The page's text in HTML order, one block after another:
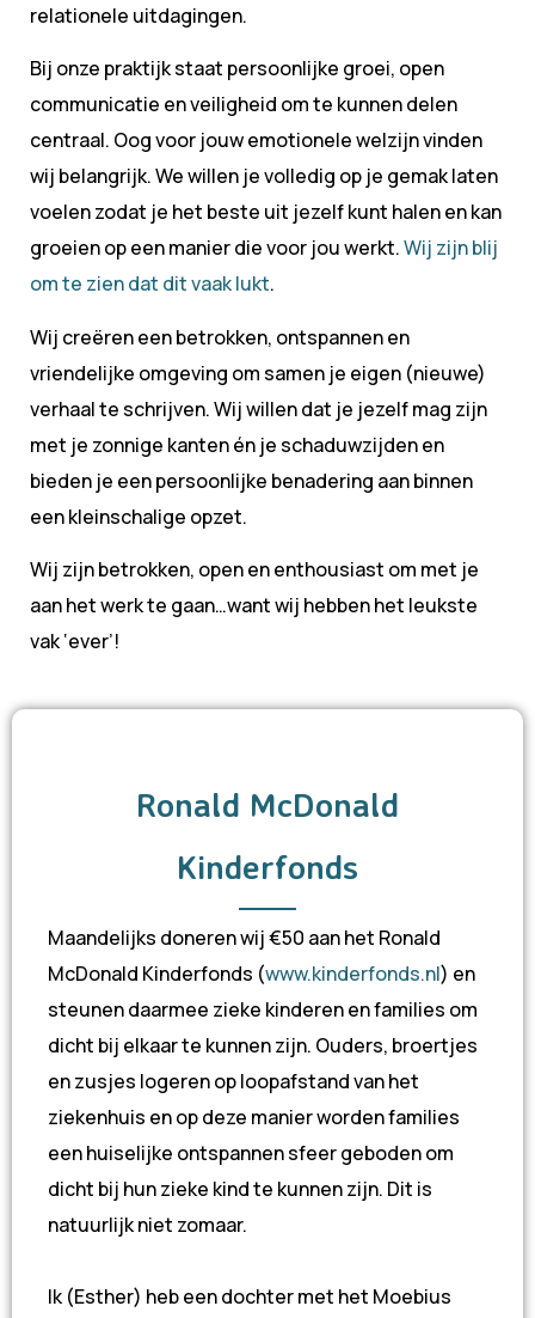
relationele uitdagingen.
Bij onze praktijk staat persoonlijke groei, open
communicatie en veiligheid om te kunnen delen
centraal. Oog voor jouw emotionele welzijn vinden
wij belangrijk. We willen je volledig op je gemak laten
voelen zodat je het beste uit jezelf kunt halen en kan
groeien op een manier die voor jou werkt.Wij zijn blij
om te zien dat dit vaak lukt.
Wij creëren een betrokken, ontspannen en
vriendelijke omgeving om samen je eigen (nieuwe)
verhaal te schrijven. Wij willen dat je jezelf mag zijn
met je zonnige kanten én je schaduwzijden en
bieden je een persoonlijke benadering aan binnen
een kleinschalige opzet.
Wij zijn betrokken, open en enthousiast om met je
aan het werk te gaan…want wij hebben het leukste
vak ‘ever’!
Ronald McDonald
Kinderfonds
Maandelijks doneren wij €50 aan het Ronald
McDonald Kinderfonds (www.kinderfonds.nl) en
steunen daarmee zieke kinderen en families om
dicht bij elkaar te kunnen zijn. Ouders, broertjes
en zusjes logeren op loopafstand van het
ziekenhuis en op deze manier worden families
een huiselijke ontspannen sfeer geboden om
dicht bij hun zieke kind te kunnen zijn. Dit is
natuurlijk niet zomaar.
Ik (Esther) heb een dochter met het Moebius